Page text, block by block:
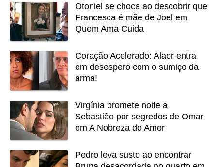
Otoniel se choca ao descobrir que
Francesca é mãe de Joel em
Quem Ama Cuida
Coração Acelerado: Alaor entra
em desespero com o sumiço da
arma!
Virgínia promete noite a
Sebastião por segredos de Omar
em A Nobreza do Amor
Pedro leva susto ao encontrar